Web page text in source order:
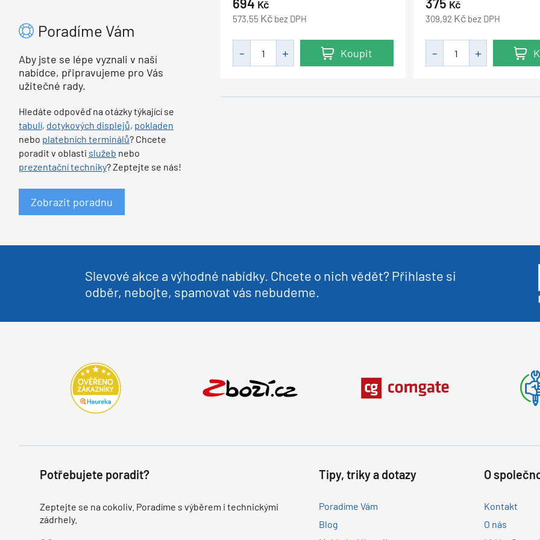
Poradíme Vám
Aby jste se lépe vyznali v naší
nabídce, připravujeme pro Vás
užitečné rady.
Hledáte odpověď na otázky týkající se
tabulí, dotykových displejů, pokladen
nebo platebních terminálů? Chcete
poradit v oblasti služeb nebo
prezentační techniky? Zeptejte se nás!
Zobrazit poradnu
Kč
573,55 Kč bez DPH
Koupit
Kč
309,92 Kč bez DPH
Slevové akce a výhodné nabídky. Chcete o nich vědět? Přihlaste si
odběr, nebojte, spamovat vás nebudeme.
Potřebujete poradit?
Zeptejte se na cokoliv. Poradíme s výběrem i technickými
zádrhely.
Tipy, triky a dotazy
Poradíme Vám
Blog
O
Kontakt
O nás